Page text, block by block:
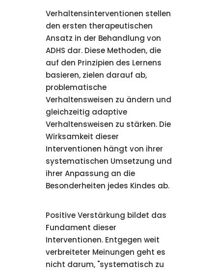
Verhaltensinterventionen stellen
den ersten therapeutischen
Ansatz in der Behandlung von
ADHS dar. Diese Methoden, die
auf den Prinzipien des Lernens
basieren, zielen darauf ab,
problematische
Verhaltensweisen zu ändern und
gleichzeitig adaptive
Verhaltensweisen zu stärken. Die
Wirksamkeit dieser
Interventionen hängt von ihrer
systematischen Umsetzung und
ihrer Anpassung an die
Besonderheiten jedes Kindes ab.
Positive Verstärkung bildet das
Fundament dieser
Interventionen. Entgegen weit
verbreiteter Meinungen geht es
nicht darum, "systematisch zu